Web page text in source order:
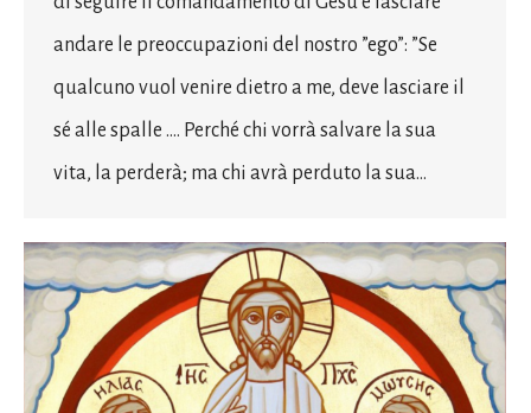
andare le preoccupazioni del nostro ”ego”: ”Se
qualcuno vuol venire dietro a me, deve lasciare il
sé alle spalle …. Perché chi vorrà salvare la sua
vita, la perderà; ma chi avrà perduto la sua…